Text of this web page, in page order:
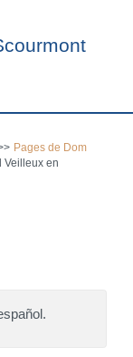
Pages de Dom
Veilleux en